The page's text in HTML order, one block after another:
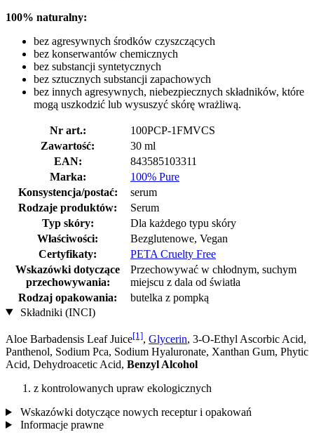
100% naturalny:
bez agresywnych środków czyszczących
bez konserwantów chemicznych
bez substancji syntetycznych
bez sztucznych substancji zapachowych
bez innych agresywnych, niebezpiecznych składników, które
mogą uszkodzić lub wysuszyć skórę wrażliwą.
Nr art.:
100PCP-1FMVCS
Zawartość:
30 ml
EAN:
843585103311
Marka:
100% Pure
Konsystencja/postać:
serum
Rodzaje produktów:
Serum
Typ skóry:
Dla każdego typu skóry
Właściwości:
Bezglutenowe, Vegan
Certyfikaty:
PETA Cruelty Free
Wskazówki dotyczące
przechowywania:
Przechowywać w chłodnym, suchym
miejscu z dala od światła
Rodzaj opakowania:
butelka z pompką
Składniki (INCI)
Aloe Barbadensis Leaf Juice[1], Glycerin, 3-O-Ethyl Ascorbic Acid,
Panthenol, Sodium Pca, Sodium Hyaluronate, Xanthan Gum, Phytic
Acid, Dehydroacetic Acid, Benzyl Alcohol
z kontrolowanych upraw ekologicznych
Wskazówki dotyczące nowych receptur i opakowań
Informacje prawne